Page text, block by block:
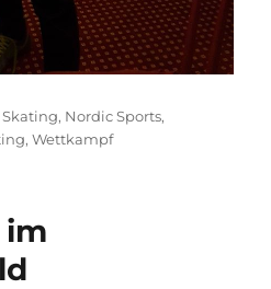
, Nordic Sports,
,Wettkampf
im